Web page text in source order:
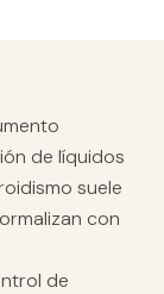
de líquidos
suele
con
de